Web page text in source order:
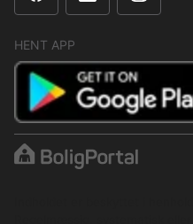
HENT APP